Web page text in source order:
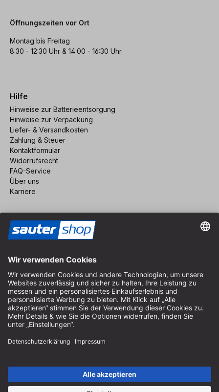
Öffnungszeiten vor Ort
Montag bis Freitag
8:30 - 12:30 Uhr & 14:00 - 16:30 Uhr
Hilfe
Hinweise zur Batterieentsorgung
Hinweise zur Verpackung
Liefer- & Versandkosten
Zahlung & Steuer
Kontaktformular
Widerrufsrecht
FAQ-Service
Über uns
Karriere
Impressum
AGB
Datenschutz
Cookie-Einstellungen
© 2026 sauter GmbH
* kostenloser Versand ab 150 Euro Bestellwert innerhalb
Deutschlands für die Standard-Paketgrößen - ausgenommen
Sperrgut und Fracht
In Abh. des Lieferlandes kann die MwSt. an der Kasse variieren.